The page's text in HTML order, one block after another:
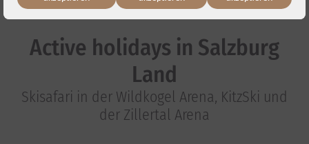
Active holidays in Salzburg
Land
Skisafari in der Wildkogel Arena, KitzSki und
der Zillertal Arena